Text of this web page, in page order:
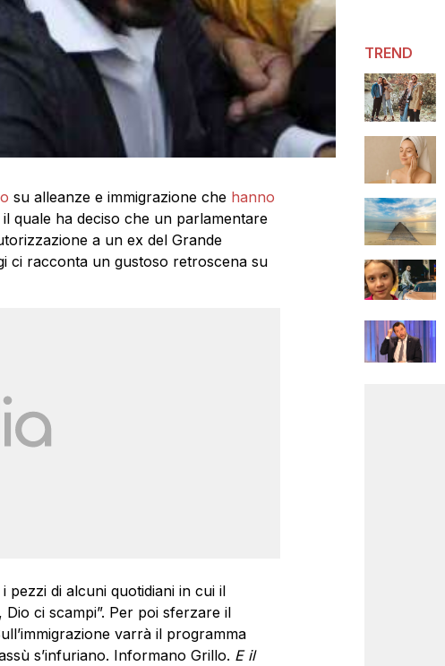
su alleanze e immigrazione che hanno
il quale ha deciso che un parlamentare
a un ex del Grande
ci racconta un gustoso retroscena su
pezzi di alcuni quotidiani in cui il
ci scampi”. Per poi sferzare il
varrà il programma
s’infuriano. Informano Grillo. E il
TREND